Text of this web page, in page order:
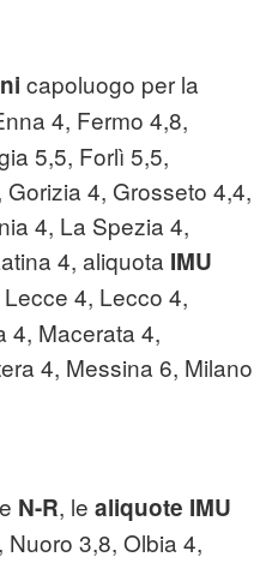
capoluogo per la
4, Fermo 4,8,
5,5, Forlì 5,5,
4, Grosseto 4,4,
4, La Spezia 4,
4, aliquota IMU
4, Lecco 4,
4, Macerata 4,
4, Messina 6, Milano
N-R, le aliquote IMU
3,8, Olbia 4,